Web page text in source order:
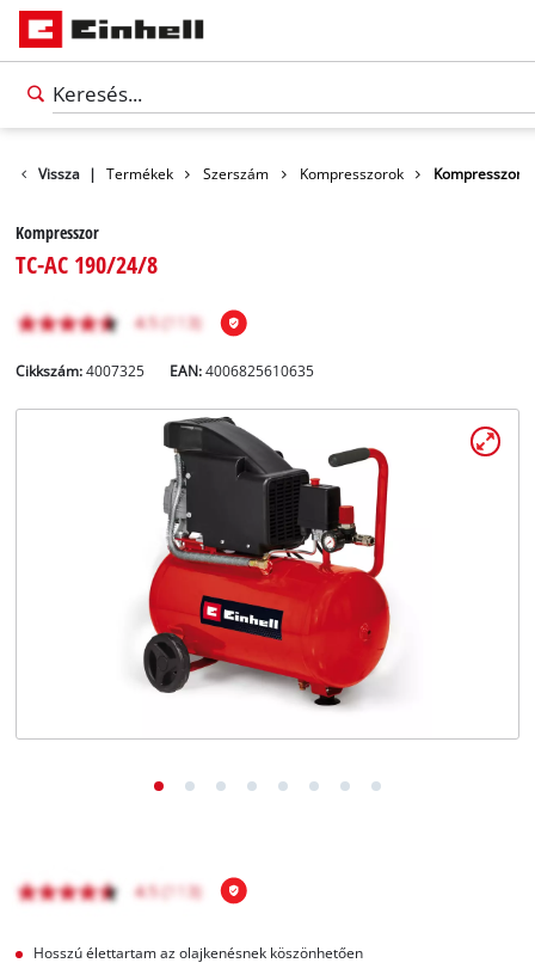
Vissza | Termékek Szerszám Kompresszorok Kompresszor
Kompresszor
TC-AC 190/24/8
Cikkszám: 4007325 EAN:4006825610635
Hosszú élettartam az olajkenésnek köszönhetően